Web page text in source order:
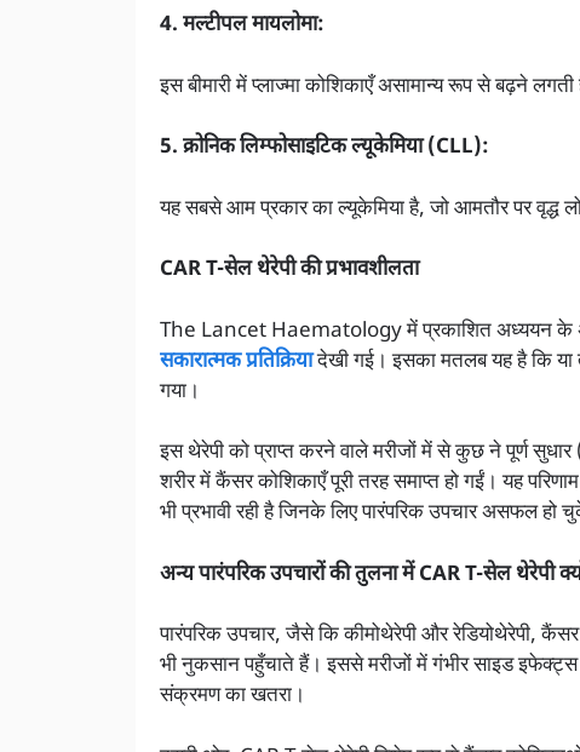
4. मल्टीपल मायलोमा:
इस बीमारी में प्लाज्मा कोशिकाएँ असामान्य रूप से बढ़ने
5. क्रोनिक लिम्फोसाइटिक ल्यूकेमिया (CLL):
यह सबसे आम प्रकार का ल्यूकेमिया है, जो आमतौर पर वृद्ध
CAR T-सेल थेरेपी की प्रभावशीलता
The Lancet Haematology में प्रकाशित अध्ययन के
सकारात्मक प्रतिक्रियादेखी गई। इसका मतलब यह है कि या
गया।
इस थेरेपी को प्राप्त करने वाले मरीजों में से कुछ ने पूर्ण
शरीर में कैंसर कोशिकाएँ पूरी तरह समाप्त हो गईं। यह
भी प्रभावी रही है जिनके लिए पारंपरिक उपचार असफल हो
अन्य पारंपरिक उपचारों की तुलना में CAR T-सेल थेरेपी
पारंपरिक उपचार, जैसे कि कीमोथेरेपी और रेडियोथेरेपी,
भी नुकसान पहुँचाते हैं। इससे मरीजों में गंभीर साइड
संक्रमण का खतरा।